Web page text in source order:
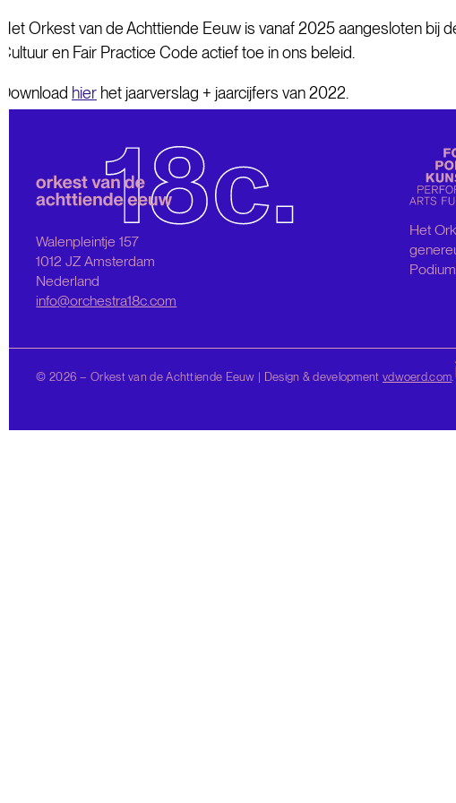
Het Orkest van de Achttiende Eeuw is vanaf 2025 aangesloten
Cultuur en Fair Practice Code actief toe in ons beleid.
Download hier het jaarverslag + jaarcijfers van 2022.
Walenpleintje 157
1012 JZ Amsterdam
Nederland
info@orchestra18c.com
Het
© 2026 – Orkest van de Achttiende Eeuw | Design & development vdwoerd.com.